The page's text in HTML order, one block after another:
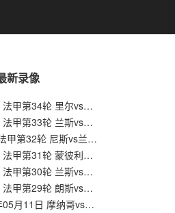
新录像
2025年5月18日 法甲第34轮 里尔vs兰斯 全场录像回放
2025年5月11日 法甲第33轮 兰斯vs圣埃蒂安 全场录像回放
2025年5月3日 法甲第32轮 尼斯vs兰斯 全场录像回放
2025年4月28日 法甲第31轮 蒙彼利埃vs兰斯 全场录像回放
2025年4月21日 法甲第30轮 兰斯vs图卢兹 全场录像回放
2025年4月12日 法甲第29轮 朗斯vs兰斯 全场录像回放
【法甲】2026年05月11日 摩纳哥vs里尔 全场录像在线回放